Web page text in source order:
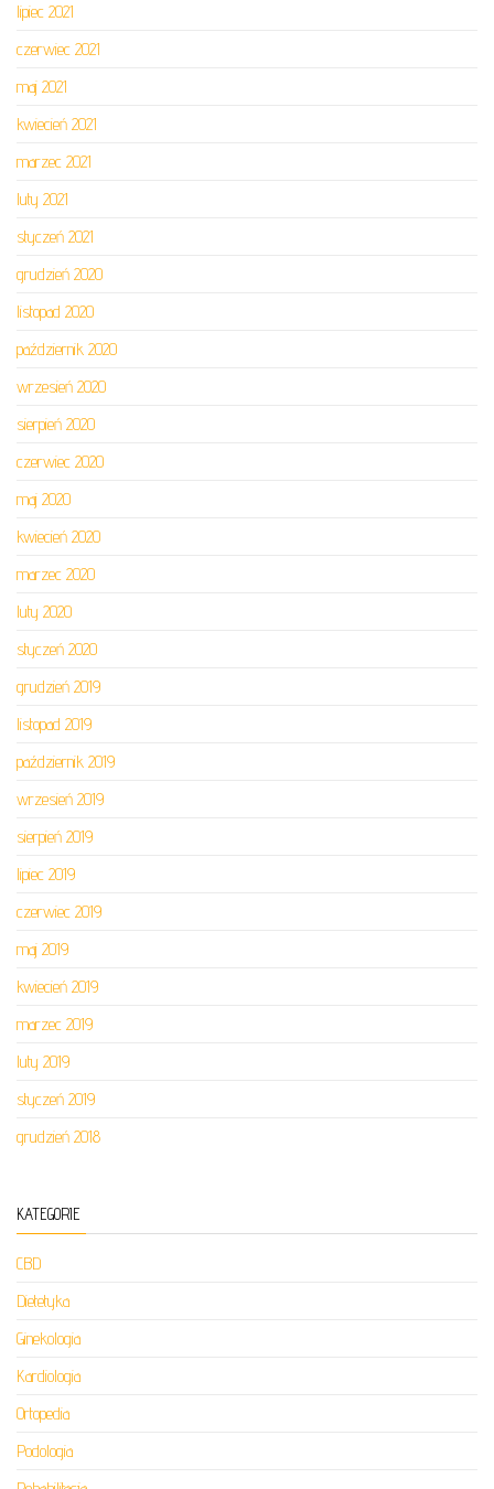
lipiec 2021
czerwiec 2021
maj 2021
kwiecień 2021
marzec 2021
luty 2021
styczeń 2021
grudzień 2020
listopad 2020
październik 2020
wrzesień 2020
sierpień 2020
czerwiec 2020
maj 2020
kwiecień 2020
marzec 2020
luty 2020
styczeń 2020
grudzień 2019
listopad 2019
październik 2019
wrzesień 2019
sierpień 2019
lipiec 2019
czerwiec 2019
maj 2019
kwiecień 2019
marzec 2019
luty 2019
styczeń 2019
grudzień 2018
KATEGORIE
CBD
Dietetyka
Ginekologia
Kardiologia
Ortopedia
Podologia